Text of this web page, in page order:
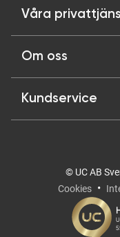
Våra
Om oss
Kundservice
© UC AB
Cookies